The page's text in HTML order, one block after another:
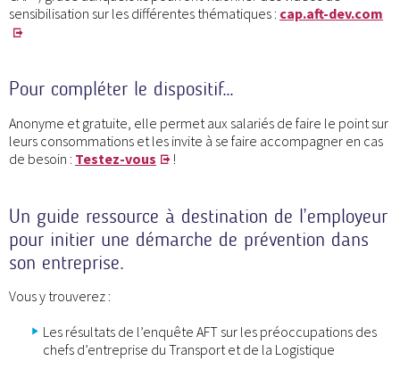
sensibilisation sur les différentes thématiques : cap.aft-dev.com
Pour compléter le dispositif…
Anonyme et gratuite, elle permet aux salariés de faire le point sur
leurs consommations et les invite à se faire accompagner en cas
de besoin : Testez-vous !
Un guide ressource à destination de l’employeur
pour initier une démarche de prévention dans
son entreprise.
Vous y trouverez :
Les résultats de l’enquête AFT sur les préoccupations des
chefs d’entreprise du Transport et de la Logistique